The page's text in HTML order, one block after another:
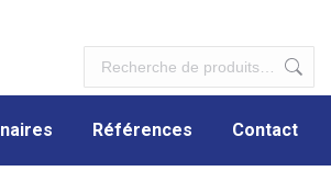
Références Contact